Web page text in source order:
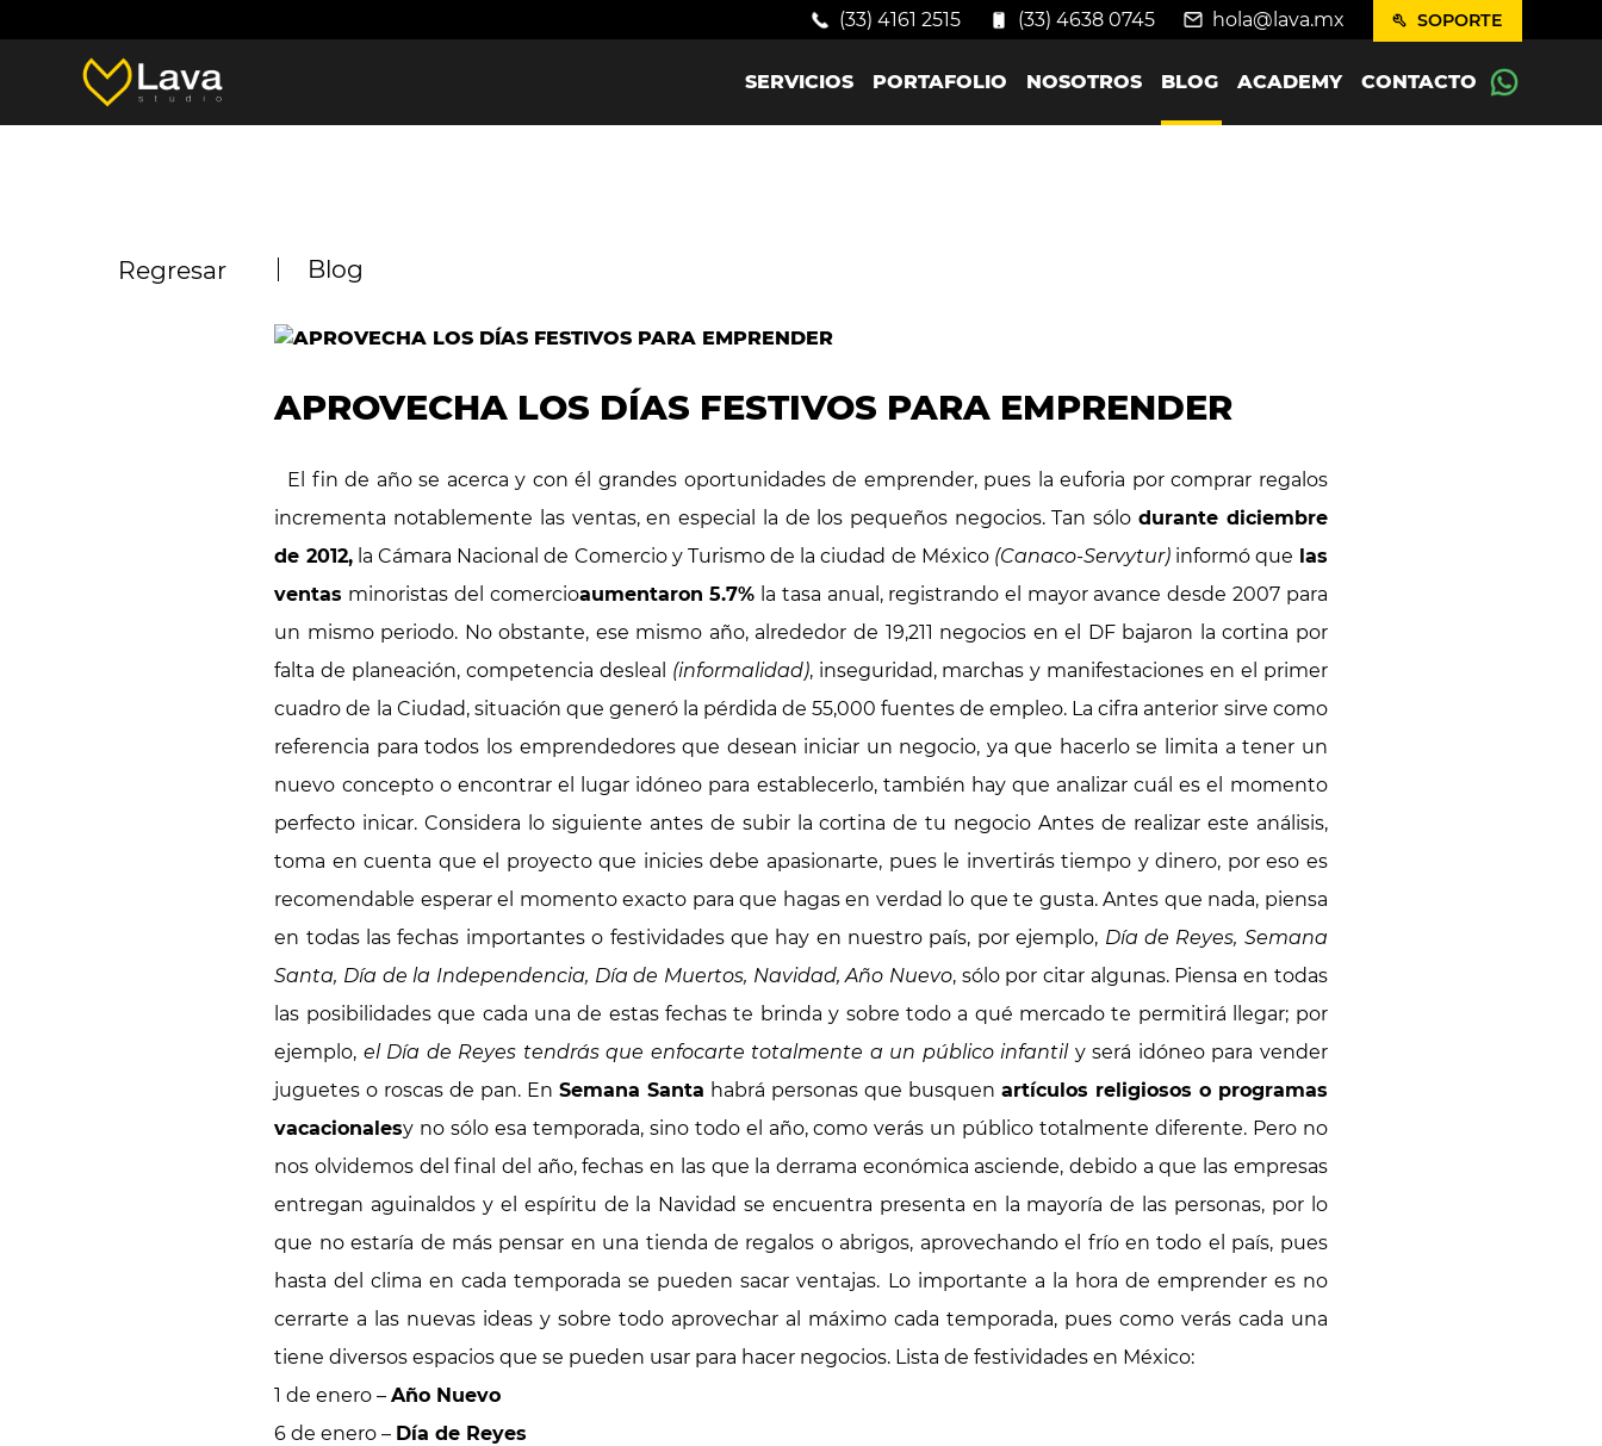
(33) 4161 2515 (33) 4638 0745 hola@lava.mx SOPORTE
SERVICIOS PORTAFOLIO NOSOTROS BLOG ACADEMY CONTACTO
Regresar Blog
APROVECHA LOS DÍAS FESTIVOS PARA EMPRENDER
El fin de año se acerca y con él grandes oportunidades de emprender, pues la euforia por comprar regalos
incrementa notablemente las ventas, en especial la de los pequeños negocios. Tan sólo durante diciembre
de 2012,la Cámara Nacional de Comercio y Turismo de la ciudad de México (Canaco-Servytur) informó que las
ventas minoristas del comercioaumentaron 5.7% la tasa anual, registrando el mayor avance desde 2007 para
un mismo periodo. No obstante, ese mismo año, alrededor de 19,211 negocios en el DF bajaron la cortina por
falta de planeación, competencia desleal (informalidad), inseguridad, marchas y manifestaciones en el primer
cuadro de la Ciudad, situación que generó la pérdida de 55,000 fuentes de empleo. La cifra anterior sirve como
referencia para todos los emprendedores que desean iniciar un negocio, ya que hacerlo se limita a tener un
nuevo concepto o encontrar el lugar idóneo para establecerlo, también hay que analizar cuál es el momento
perfecto inicar. Considera lo siguiente antes de subir la cortina de tu negocio Antes de realizar este análisis,
toma en cuenta que el proyecto que inicies debe apasionarte, pues le invertirás tiempo y dinero, por eso es
recomendable esperar el momento exacto para que hagas en verdad lo que te gusta. Antes que nada, piensa
en todas las fechas importantes o festividades que hay en nuestro país, por ejemplo, Día de Reyes, Semana
Santa, Día de la Independencia, Día de Muertos, Navidad, Año Nuevo, sólo por citar algunas. Piensa en todas
las posibilidades que cada una de estas fechas te brinda y sobre todo a qué mercado te permitirá llegar; por
ejemplo, el Día de Reyes tendrás que enfocarte totalmente a un público infantily será idóneo para vender
juguetes o roscas de pan. EnSemana Santa habrá personas que busquen artículos religiosos o programas
vacacionalesy no sólo esa temporada, sino todo el año, como verás un público totalmente diferente. Pero no
nos olvidemos del final del año, fechas en las que la derrama económica asciende, debido a que las empresas
entregan aguinaldos y el espíritu de la Navidad se encuentra presenta en la mayoría de las personas, por lo
que no estaría de más pensar en una tienda de regalos o abrigos, aprovechando el frío en todo el país, pues
hasta del clima en cada temporada se pueden sacar ventajas. Lo importante a la hora de emprender es no
cerrarte a las nuevas ideas y sobre todo aprovechar al máximo cada temporada, pues como verás cada una
tiene diversos espacios que se pueden usar para hacer negocios. Lista de festividades en México:
1 de enero –Año Nuevo
6 de enero – Día de Reyes